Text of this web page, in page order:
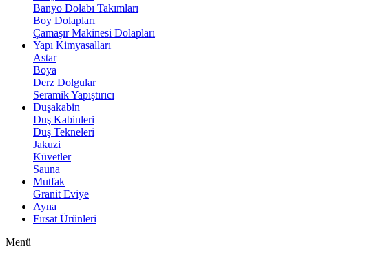
Banyo Dolabı Takımları
Boy Dolapları
Çamaşır Makinesi Dolapları
Yapı Kimyasalları
Astar
Boya
Derz Dolgular
Seramik Yapıştırıcı
Duşakabin
Duş Kabinleri
Duş Tekneleri
Jakuzi
Küvetler
Sauna
Mutfak
Granit Eviye
Ayna
Fırsat Ürünleri
Menü